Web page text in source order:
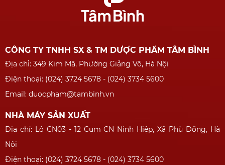
CÔNG TY TNHH SX & TM DƯỢC PHẨM TÂM BÌNH
Địa chỉ: 349 Kim Mã, Phường Giảng Võ, Hà Nội
Điện thoại: (024) 3724 5678 - (024) 3734 5600
Email: duocpham@tambinh.vn
NHÀ MÁY SẢN XUẤT
Địa chỉ: Lô CN03 - 12 Cụm CN Ninh Hiệp, Xã Phù Đổng, Hà
Nội
Điện thoại: (024) 3724 5678 - (024) 3734 5600